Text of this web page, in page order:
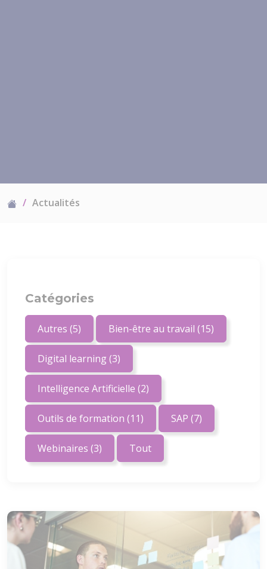
Actualités
Catégories
Autres (5) Bien-être au travail (15)
Digital learning(3)
Intelligence Artificielle (2)
Outils de formation (11) SAP (7)
Webinaires (3) Tout